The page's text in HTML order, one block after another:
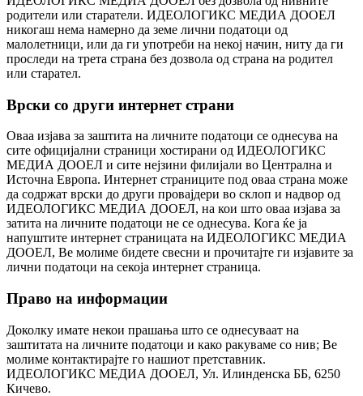
родители или старатели. ИДЕОЛОГИКС МЕДИА ДООЕЛ
никогаш нема намерно да земе лични податоци од
малолетници, или да ги употреби на некој начин, ниту да ги
проследи на трета страна без дозвола од страна на родител
или старател.
Врски со други интернет страни
Оваа изјава за заштита на личните податоци се однесува на
сите официјални страници хостирани од ИДЕОЛОГИКС
МЕДИА ДООЕЛ и сите нејзини филијали во Централна и
Источна Европа. Интернет страниците под оваа страна може
да содржат врски до други провајдери во склоп и надвор од
ИДЕОЛОГИКС МЕДИА ДООЕЛ, на кои што оваа изјава за
затита на личните податоци не се однесува. Кога ќе ја
напуштите интернет страницата на ИДЕОЛОГИКС МЕДИА
ДООЕЛ, Ве молиме бидете свесни и прочитајте ги изјавите за
лични податоци на секоја интернет страница.
Право на информации
Доколку имате некои прашања што се однесуваат на
заштитата на личните податоци и како ракуваме со нив; Ве
молиме контактирајте го нашиот претставник.
ИДЕОЛОГИКС МЕДИА ДООЕЛ, Ул. Илинденска ББ, 6250
Кичево.